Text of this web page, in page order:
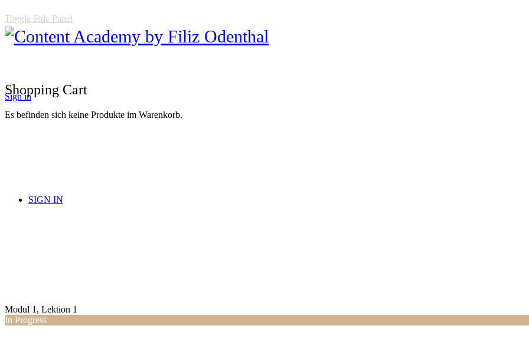
Toggle Side Panel
Sign in
Shopping Cart
Es befinden sich keine Produkte im Warenkorb.
SIGN IN
Modul 1, Lektion 1
In Progress